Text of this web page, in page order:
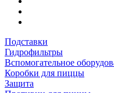
Подставки
Гидрофильтры
Вспомогательное
Коробки для пиццы
Защита